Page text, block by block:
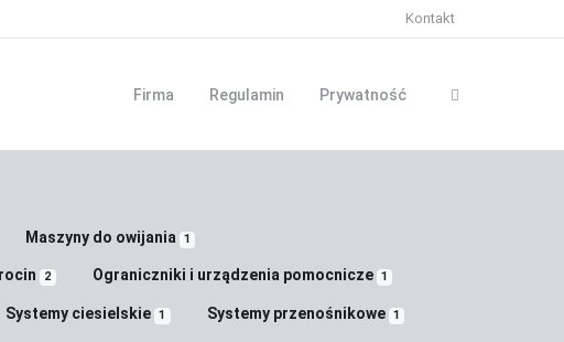
Kontakt
Firma Regulamin Prywatność
Maszyny do owijania 1
2 Ograniczniki i urządzenia pomocnicze 1
Systemy ciesielskie 1 Systemy przenośnikowe 1